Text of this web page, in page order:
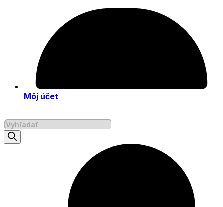
Môj účet
Products
search